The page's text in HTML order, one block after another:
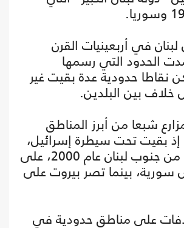
في أربعينيات القرن
الحدود التي رسمها
نقاطا حدودية عدة بقيت غير
بين البلدين.
شبعا من أبرز المناطق
إذ بقيت تحت سيطرة إسرائيل،
التي انسحبت من جنوب لبنان عام 2000، على
سورية، بينما تصر بيروت على
على مناطق حدودية في